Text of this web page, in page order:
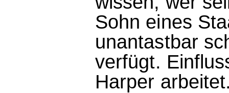
Sohn eines
unantastbar
verfügt.
Harper